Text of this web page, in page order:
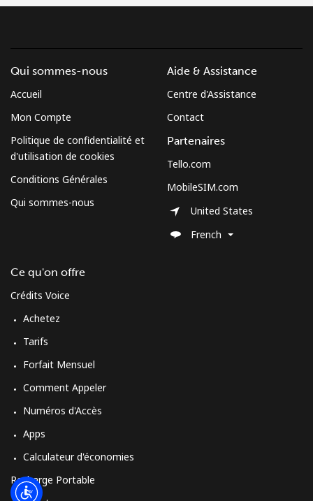
Qui sommes-nous
Accueil
Mon Compte
Politique de confidentialité et
d'utilisation de cookies
Conditions Générales
Qui sommes-nous
Ce qu'on offre
Crédits Voice
Achetez
Tarifs
Forfait Mensuel
Comment Appeler
Numéros d'Accès
Apps
Calculateur d'économies
Recharge Portable
Aide & Assistance
Centre d'Assistance
Contact
Partenaires
Tello.com
MobileSIM.com
United States
French